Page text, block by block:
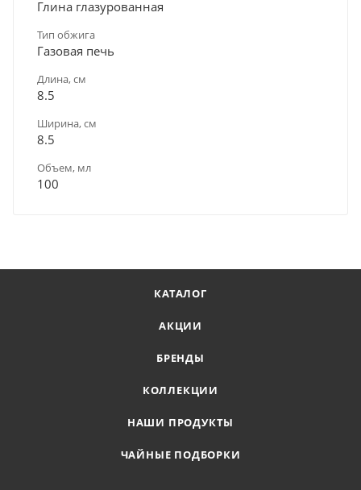
Глина глазурованная
Тип обжига
Газовая печь
Длина, см
8.5
Ширина, см
8.5
Объем, мл
100
КАТАЛОГ
АКЦИИ
БРЕНДЫ
КОЛЛЕКЦИИ
НАШИ ПРОДУКТЫ
ЧАЙНЫЕ ПОДБОРКИ